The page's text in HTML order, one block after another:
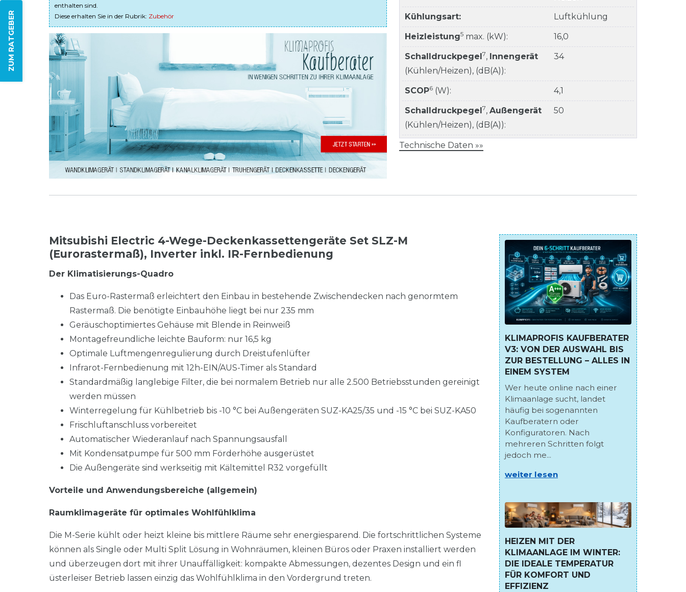
ZUM RATGEBER
enthalten sind.
Diese erhalten Sie in der Rubrik: Zubehör Kühlungsart: Luftkühlung
Heizleistung5 max. (kW): 16,0
Schalldruckpegel7, Innengerät
(Kühlen/Heizen), (dB(A)):
34
SCOP6 (W): 4,1
Schalldruckpegel7, Außengerät
(Kühlen/Heizen), (dB(A)):
50
Technische Daten »»
Mitsubishi Electric 4-Wege-Deckenkassettengeräte Set SLZ-M
(Eurorastermaß), Inverter inkl. IR-Fernbedienung
Der Klimatisierungs-Quadro
Das Euro-Rastermaß erleichtert den Einbau in bestehende Zwischendecken nach genormtem
Rastermaß. Die benötigte Einbauhöhe liegt bei nur 235 mm
Geräuschoptimiertes Gehäuse mit Blende in Reinweiß
Montagefreundliche leichte Bauform: nur 16,5 kg
Optimale Luftmengenregulierung durch Dreistufenlüfter
Infrarot-Fernbedienung mit 12h-EIN/AUS-Timer als Standard
Standardmäßig langlebige Filter, die bei normalem Betrieb nur alle 2.500 Betriebsstunden gereinigt
werden müssen
Winterregelung für Kühlbetrieb bis -10 °C bei Außengeräten SUZ-KA25/35 und -15 °C bei SUZ-KA50
Frischluftanschluss vorbereitet
Automatischer Wiederanlauf nach Spannungsausfall
Mit Kondensatpumpe für 500 mm Förderhöhe ausgerüstet
Die Außengeräte sind werkseitig mit Kältemittel R32 vorgefüllt
Vorteile und Anwendungsbereiche (allgemein)
Raumklimageräte für optimales Wohlfühlklima
Die M-Serie kühlt oder heizt kleine bis mittlere Räume sehr energiesparend. Die fortschrittlichen Systeme
können als Single oder Multi Split Lösung in Wohnräumen, kleinen Büros oder Praxen installiert werden
und überzeugen dort mit ihrer Unauffälligkeit: kompakte Abmessungen, dezentes Design und ein fl
üsterleiser Betrieb lassen einzig das Wohlfühlklima in den Vordergrund treten.
KLIMAPROFIS KAUFBERATER
V3: VON DER AUSWAHL BIS
ZUR BESTELLUNG – ALLES IN
EINEM SYSTEM
Wer heute online nach einer
Klimaanlage sucht, landet
häufig bei sogenannten
Kaufberatern oder
Konfiguratoren. Nach
mehreren Schritten folgt
jedoch me...
weiter lesen
HEIZEN MIT DER
KLIMAANLAGE IM WINTER:
DIE IDEALE TEMPERATUR
FÜR KOMFORT UND
EFFIZIENZ